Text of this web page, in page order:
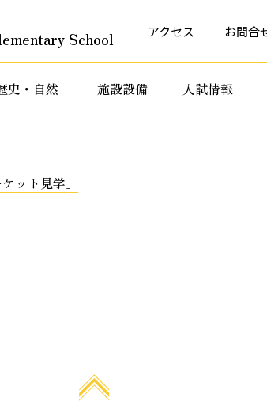
School アクセス お問合
史・自然 施設設備 入試情報
ット見学」